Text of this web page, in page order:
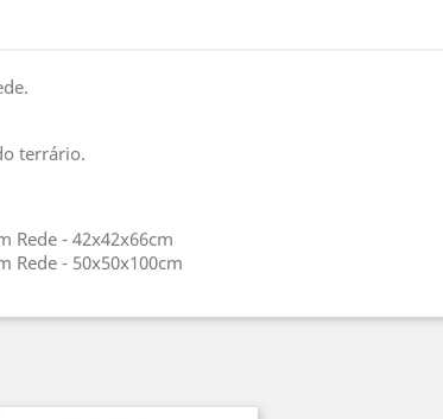
terrário.
Rede - 42x42x66cm
Rede - 50x50x100cm